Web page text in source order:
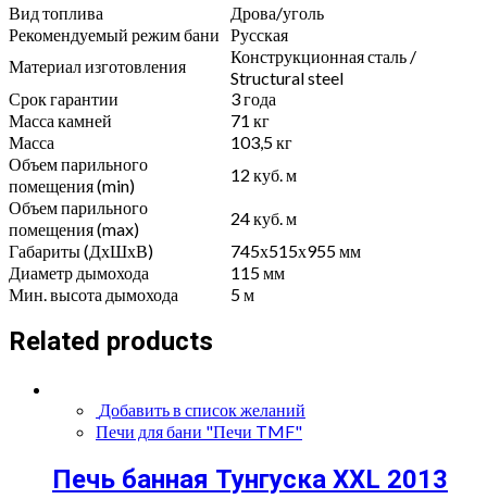
Вид топлива
Дрова/уголь
Рекомендуемый режим бани Русская
Материал изготовления
Конструкционная сталь /
Structural steel
Срок гарантии
3 года
Масса камней
71 кг
Масса
103,5 кг
Объем парильного
помещения (min)
12 куб. м
Объем парильного
помещения (max)
24 куб. м
Габариты (ДхШхВ)
745х515х955 мм
Диаметр дымохода
115 мм
Мин. высота дымохода
5 м
Related products
Добавить в список желаний
Печи для бани "Печи TMF"
Печь банная Тунгуска XXL 2013